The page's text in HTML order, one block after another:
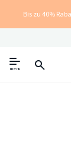
Bis zu 40%
menu